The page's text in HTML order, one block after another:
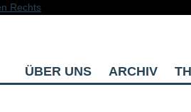
ÜBER UNS ARCHIV